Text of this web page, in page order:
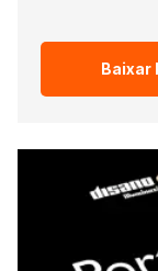
Baixar